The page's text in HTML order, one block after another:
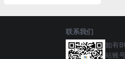
联系我们
如有
站账